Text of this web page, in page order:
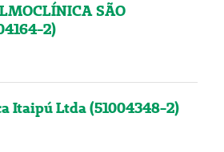
SÃO
2)
Itaipú Ltda (51004348-2)